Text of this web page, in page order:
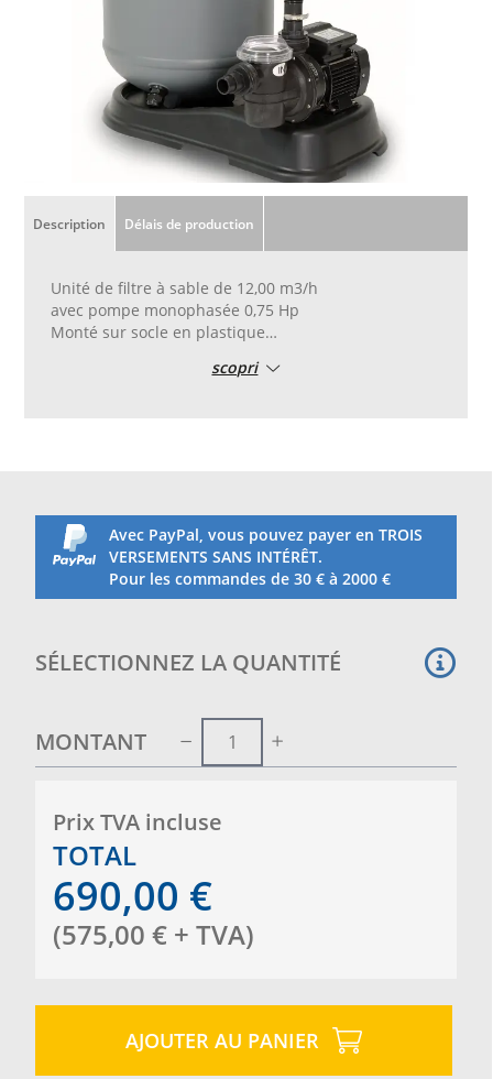
Description Délais de production
Unité de filtre à sable de 12,00 m3/h
avec pompe monophasée 0,75 Hp
Monté sur socle en plastique
Vanne de sélection à 6 voies
(3 sacs)
Tension 230V
scopri
Avec PayPal, vous pouvez payer en TROIS
VERSEMENTS SANS INTÉRÊT.
Pour les commandes de 30 € à 2000 €
SÉLECTIONNEZ LA QUANTITÉ
MONTANT
Prix ​​TVA incluse
TOTAL
690,00 €
(575,00 € + TVA)
AJOUTER AU PANIER